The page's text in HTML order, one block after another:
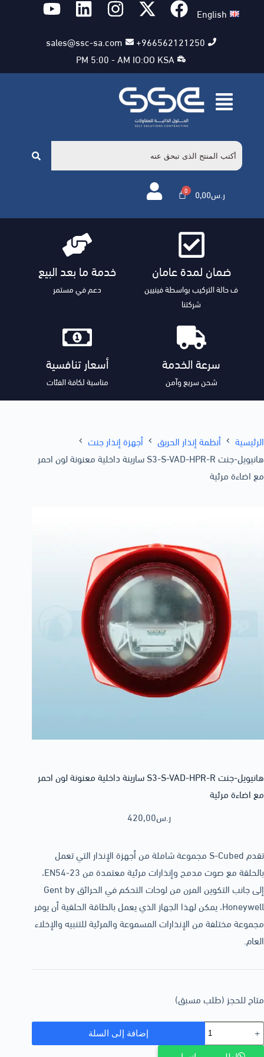
English
966562121250+
sales@ssc-sa.com
PM 5:00 - AM IO:OO KSA
0,00ر.س
ضمان لمدة عامان
ف حالة التركيب بواسطة فينيين
شركتنا
خدمة ما بعد البيع
دعم في مستمر
سرعة الخدمة
شحن سريع وآمن
أسعار تنافسية
مناسبة لكافة الفئات
الرئيسية أنظمة إنذار الحريق
أجهزة إنذار جنت
هانيويل-جنت S3-S-VAD-HPR-R سارينة داخلية معنونة لون احمر
مع اضاءة مرئية
هانيويل-جنت S3-S-VAD-HPR-R سارينة داخلية معنونة لون احمر
مع اضاءة مرئية
420,00ر.س
تقدم S-Cubed مجموعة شاملة من أجهزة الإنذار التي تعمل
بالحلقة مع صوت مدمج وإنذارات مرئية معتمدة من EN54-23،
إلى جانب التكوين المرن من لوحات التحكم في الحرائق Gent by
Honeywell، يمكن لهذا الجهاز الذي يعمل بالطاقة الحلقية أن يوفر
مجموعة مختلفة من الإنذارات المسموعة والمرئية للتنبيه والإخلاء
العام.
متاح للحجز (طلب مسبق)
إضافة إلى السلة